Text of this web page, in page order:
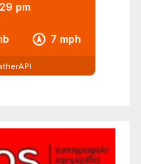
7 mph
pm